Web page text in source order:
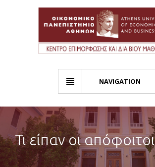
NAVIGATION
Τι είπαν οι απόφοιτοι